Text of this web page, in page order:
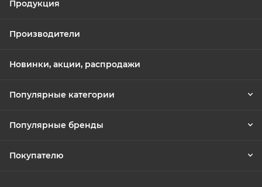
Продукция
Производители
Новинки, акции, распродажи
Популярные категории
Популярные бренды
Покупателю